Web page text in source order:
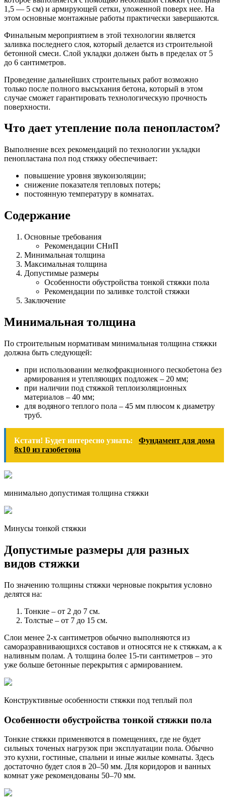
1,5 — 5 см) и армирующей сетки, уложенной поверх нее. На
этом основные монтажные работы практически завершаются.
Финальным мероприятием в этой технологии является
заливка последнего слоя, который делается из строительной
бетонной смеси. Слой укладки должен быть в пределах от 5
до 6 сантиметров.
Проведение дальнейших строительных работ возможно
только после полного высыхания бетона, который в этом
случае сможет гарантировать технологическую прочность
поверхности.
Что дает утепление пола пенопластом?
Выполнение всех рекомендаций по технологии укладки
пенопластана пол под стяжку обеспечивает:
повышение уровня звукоизоляции;
снижение показателя тепловых потерь;
постоянную температуру в комнатах.
Содержание
Основные требования
Рекомендации СНиП
Минимальная толщина
Максимальная толщина
Допустимые размеры
Особенности обустройства тонкой стяжки пола
Рекомендации по заливке толстой стяжки
Заключение
Минимальная толщина
По строительным нормативам минимальная толщина стяжки
должна быть следующей:
при использовании мелкофракционного пескобетона без
армирования и утепляющих подложек – 20 мм;
при наличии под стяжкой теплоизоляционных
материалов – 40 мм;
для водяного теплого пола – 45 мм плюсом к диаметру
труб.
Кстати! Будет интересно узнать:
Фундамент для дома
8х10 из газобетона
минимально допустимая толщина стяжки
Минусы тонкой стяжки
Допустимые размеры для разных
видов стяжки
По значению толщины стяжки черновые покрытия условно
делятся на:
Тонкие – от 2 до 7 см.
Толстые – от 7 до 15 см.
Слои менее 2-х сантиметров обычно выполняются из
саморазравнивающихся составов и относятся не к стяжкам, а к
наливным полам. А толщина более 15-ти сантиметров – это
уже больше бетонные перекрытия с армированием.
Конструктивные особенности стяжки под теплый пол
Особенности обустройства тонкой стяжки пола
Тонкие стяжки применяются в помещениях, где не будет
сильных точеных нагрузок при эксплуатации пола. Обычно
это кухни, гостиные, спальни и иные жилые комнаты. Здесь
достаточно будет слоя в 20–50 мм. Для коридоров и ванных
комнат уже рекомендованы 50–70 мм.